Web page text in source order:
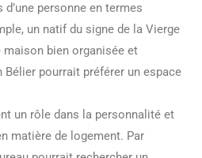
personne en termes
un natif du signe de la Vierge
bien organisée et
Bélier pourrait préférer un espace
un rôle dans la personnalité et
matière de logement. Par